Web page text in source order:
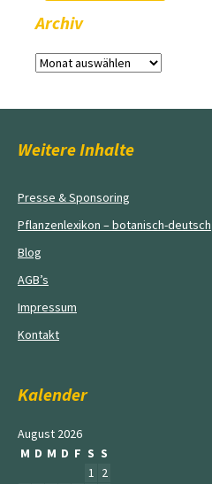
Archiv
Archiv
Weitere Inhalte
Presse & Sponsoring
Pflanzenlexikon – botanisch-deutsch
Blog
AGB’s
Impressum
Kontakt
Kalender
August 2026
M D M D F S S
1 2